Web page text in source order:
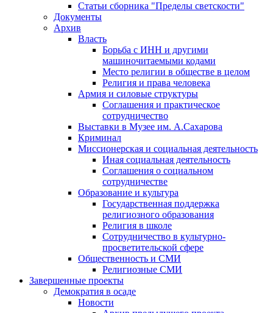
Статьи сборника "Пределы светскости"
Документы
Архив
Власть
Борьба с ИНН и другими
машиночитаемыми кодами
Место религии в обществе в целом
Религия и права человека
Армия и силовые структуры
Соглашения и практическое
сотрудничество
Выставки в Музее им. А.Сахарова
Криминал
Миссионерская и социальная деятельность
Иная социальная деятельность
Соглашения о социальном
сотрудничестве
Образование и культура
Государственная поддержка
религиозного образования
Религия в школе
Сотрудничество в культурно-
просветительской сфере
Общественность и СМИ
Религиозные СМИ
Завершенные проекты
Демократия в осаде
Новости